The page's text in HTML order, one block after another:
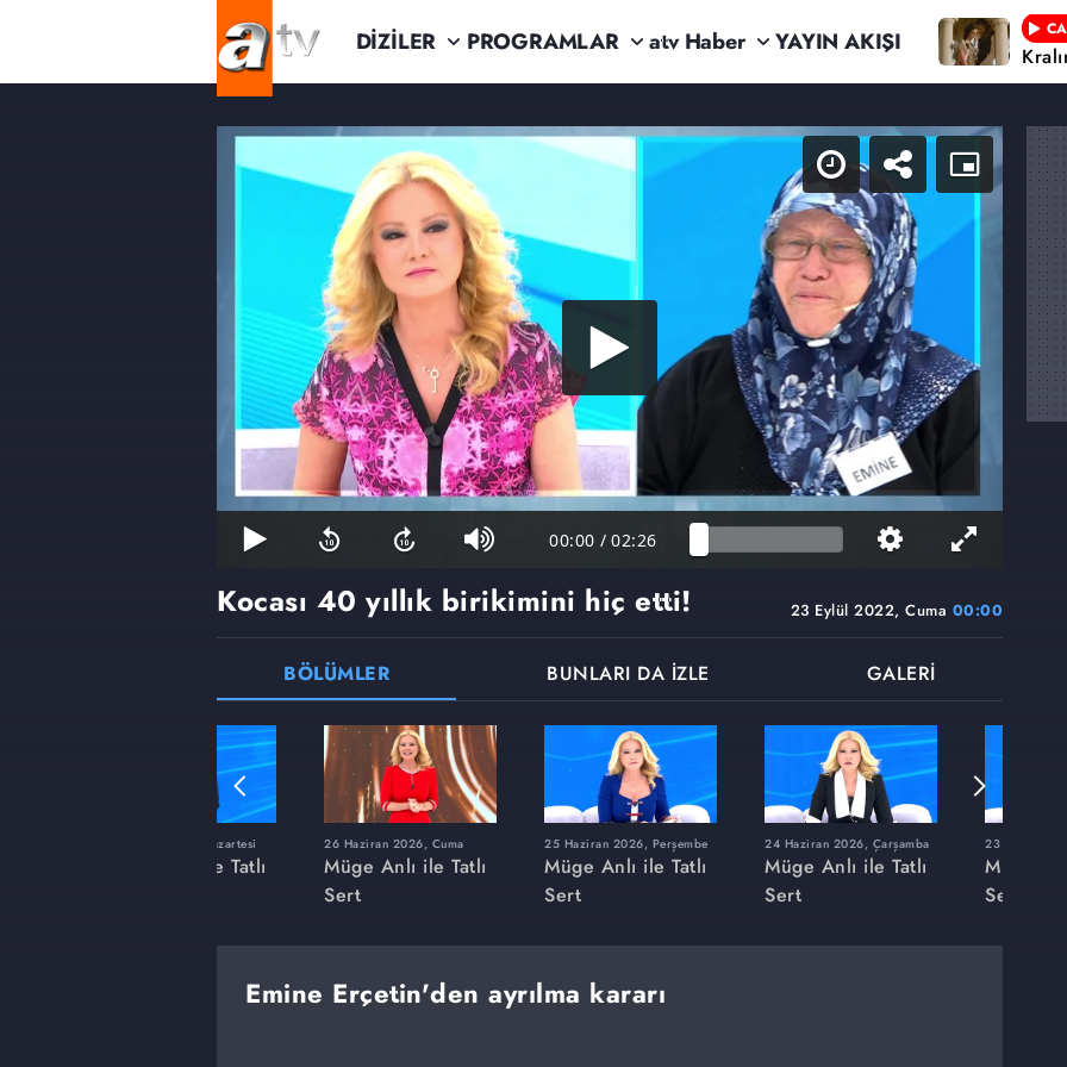
DİZİLER PROGRAMLAR atv Haber YAYIN AKIŞI
00:00 / 02:26
23 Eylül 2022, Cuma 00:00
Kocası 40 yıllık birikimini hiç etti!
BÖLÜMLER BUNLARI DA İZLE GALERİ
8 Haziran 2026, Pazartesi
Müge Anlı ile Tatlı
26 Haziran 2026, Cuma
Müge Anlı ile Tatlı
Sert
25 Haziran 2026, Perşembe
Müge Anlı ile Tatlı
Sert
24 Haziran 2026, Çarşamba
Müge Anlı ile Tatlı
Sert
23 Haziran
Müge
Sert
Emine Erçetin'den ayrılma kararı